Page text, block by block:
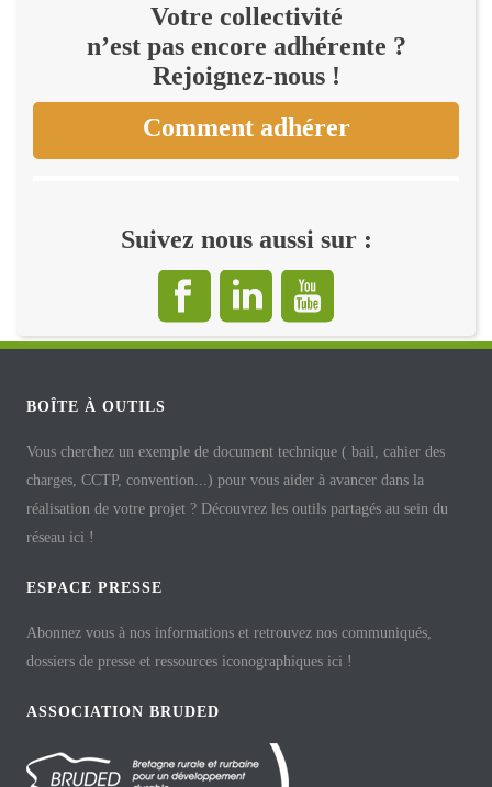
Votre collectivité
n’est pas encore adhérente ?
Rejoignez-nous !
Comment adhérer
Suivez nous aussi sur :
BOÎTE À OUTILS
Vous cherchez un exemple de document technique ( bail, cahier des
charges, CCTP, convention...) pour vous aider à avancer dans la
réalisation de votre projet ? Découvrez les outils partagés au sein du
réseau ici !
ESPACE PRESSE
Abonnez vous à nos informations et retrouvez nos communiqués,
dossiers de presse et ressources iconographiques ici !
ASSOCIATION BRUDED